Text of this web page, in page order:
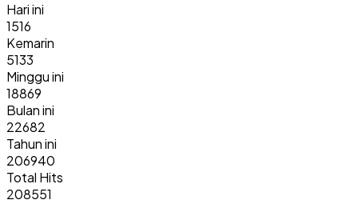
Hari ini
1516
Kemarin
5133
Minggu ini
18869
Bulan ini
22682
Tahun ini
206940
Total Hits
208551